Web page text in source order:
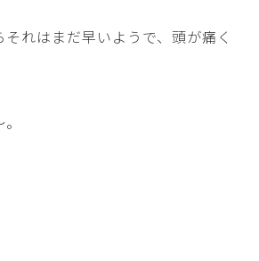
れはまだ早いようで、頭が痛く